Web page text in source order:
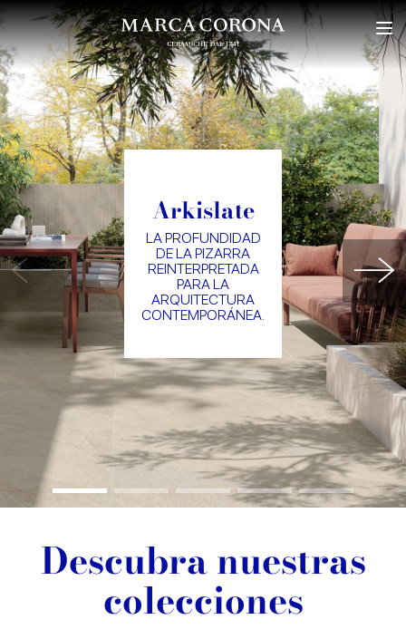
Arkislate
LA PROFUNDIDAD
DE LA PIZARRA
REINTERPRETADA
PARA LA
ARQUITECTURA
CONTEMPORÁNEA.
Descubra nuestras
colecciones